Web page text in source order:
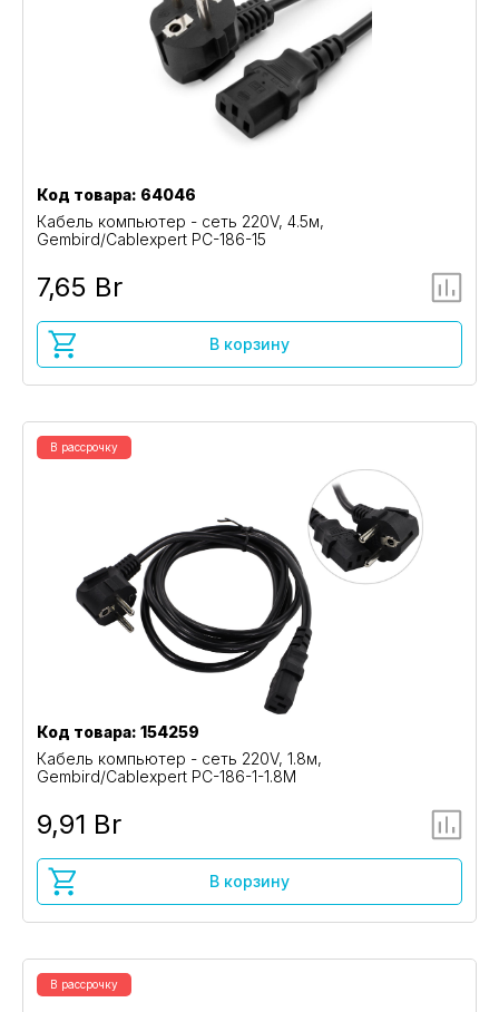
Код товара: 64046
Кабель компьютер - сеть 220V, 4.5м,
Gembird/Cablexpert PC-186-15
7,65 Br
В корзину
В рассрочку
Код товара: 154259
Кабель компьютер - сеть 220V, 1.8м,
Gembird/Cablexpert PC-186-1-1.8M
9,91 Br
В корзину
В рассрочку